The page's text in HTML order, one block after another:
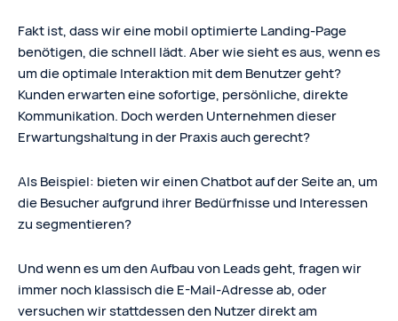
Fakt ist, dass wir eine mobil optimierte Landing-Page
benötigen, die schnell lädt. Aber wie sieht es aus, wenn es
um die optimale Interaktion mit dem Benutzer geht?
Kunden erwarten eine sofortige, persönliche, direkte
Kommunikation. Doch werden Unternehmen dieser
Erwartungshaltung in der Praxis auch gerecht?
Als Beispiel: bieten wir einen Chatbot auf der Seite an, um
die Besucher aufgrund ihrer Bedürfnisse und Interessen
zu segmentieren?
Und wenn es um den Aufbau von Leads geht, fragen wir
immer noch klassisch die E-Mail-Adresse ab, oder
versuchen wir stattdessen den Nutzer direkt am